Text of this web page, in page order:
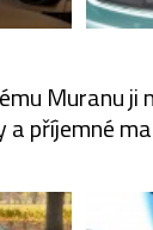
Muranu ji
příjemné